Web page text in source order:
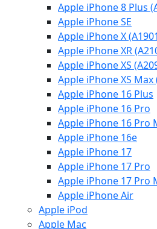
Apple iPhone 8 Plus
Apple iPhone SE
Apple iPhone X
Apple iPhone XR
Apple iPhone XS
Apple iPhone XS Max
Apple iPhone 16 Plus
Apple iPhone 16 Pro
Apple iPhone 16 Pro
Apple iPhone 16e
Apple iPhone 17
Apple iPhone 17 Pro
Apple iPhone 17 Pro
Apple iPhone Air
Apple iPod
Apple Mac